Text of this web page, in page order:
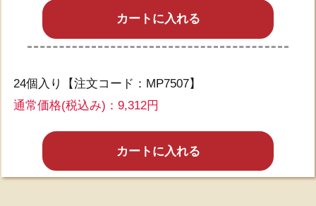
カートに入れる
24個入り【注文コード：MP7507】
通常価格(税込み)： 9,312円
カートに入れる